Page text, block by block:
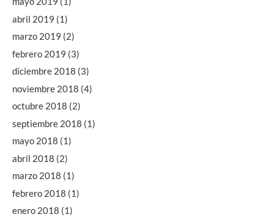
abril 2019 (1)
marzo 2019 (2)
febrero 2019 (3)
diciembre 2018 (3)
noviembre 2018 (4)
octubre 2018 (2)
septiembre 2018 (1)
mayo 2018 (1)
abril 2018 (2)
marzo 2018 (1)
febrero 2018 (1)
enero 2018 (1)